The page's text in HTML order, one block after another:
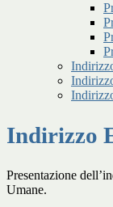
Indirizzo
Presentazione
Umane.